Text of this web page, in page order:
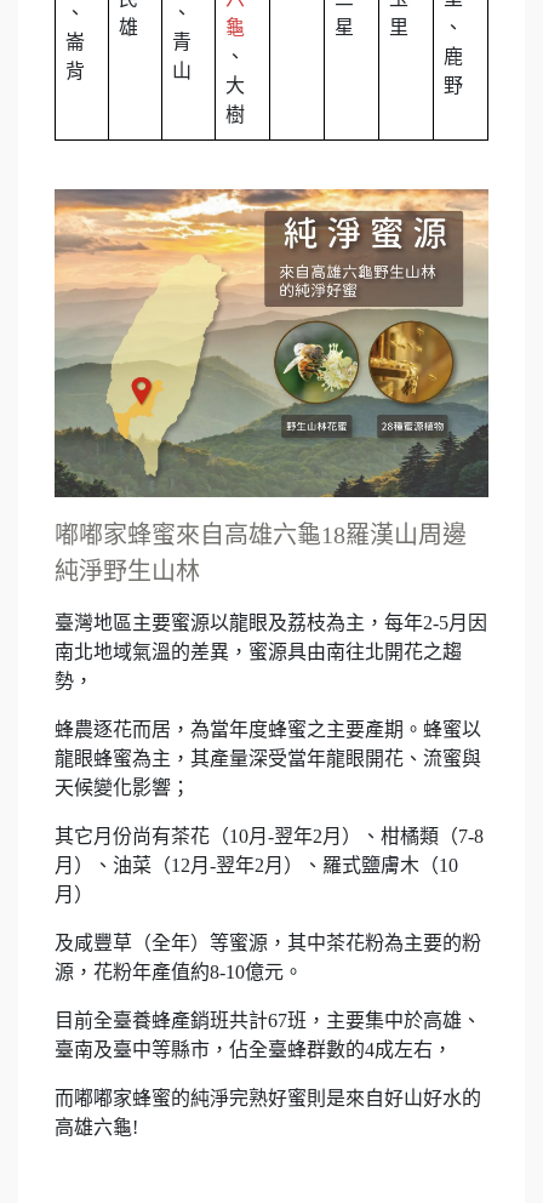
、
崙
背
雄
、
青
山
龜
、
大
樹
星
里
、
鹿
野
嘟嘟家蜂蜜來自高雄六龜18羅漢山周邊
純淨野生山林
臺灣地區主要蜜源以龍眼及荔枝為主，每年2-5月因
南北地域氣溫的差異，蜜源具由南往北開花之趨
勢，
蜂農逐花而居，為當年度蜂蜜之主要產期。蜂蜜以
龍眼蜂蜜為主，其產量深受當年龍眼開花、流蜜與
天候變化影響；
其它月份尚有茶花（10月-翌年2月）、柑橘類（7-8
月）、油菜（12月-翌年2月）、羅式鹽膚木（10
月）
及咸豐草（全年）等蜜源，其中茶花粉為主要的粉
源，花粉年產值約8-10億元。
目前全臺養蜂產銷班共計67班，主要集中於高雄、
臺南及臺中等縣市，佔全臺蜂群數的4成左右，
而嘟嘟家蜂蜜的純淨完熟好蜜則是來自好山好水的
高雄六龜!